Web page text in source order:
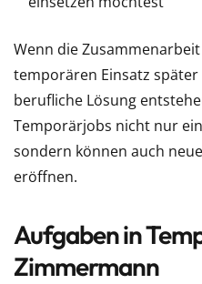
Wenn die
temporären Einsatz
berufliche Lösung
Temporärjobs nicht nur
sondern können auch
eröffnen.
Aufgaben in
Zimmermann